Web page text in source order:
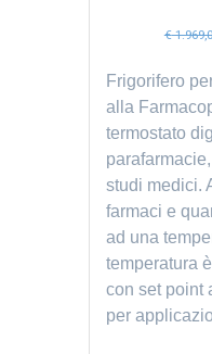
€
Frigorifero
alla
termostato
studi medici.
farmaci e
ad una
temperatura
con set point
per